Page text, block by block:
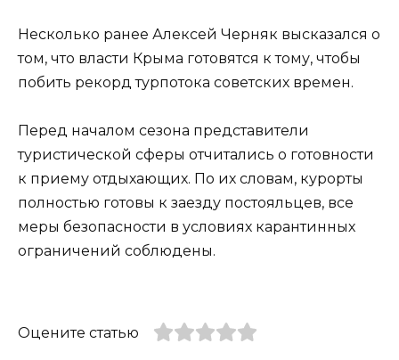
Несколько ранее Алексей Черняк высказался о
том, что власти Крыма готовятся к тому, чтобы
побить рекорд турпотока советских времен.
Перед началом сезона представители
туристической сферы отчитались о готовности
к приему отдыхающих. По их словам, курорты
полностью готовы к заезду постояльцев, все
меры безопасности в условиях карантинных
ограничений соблюдены.
Оцените статью